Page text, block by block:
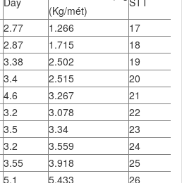
(Kg/mét)
2.77 1.266 17
2.87 1.715 18
3.38 2.502 19
3.4 2.515 20
4.6 3.267 21
3.2 3.078 22
3.5 3.34 23
3.2 3.559 24
3.55 3.918 25
5.1 5.433 26